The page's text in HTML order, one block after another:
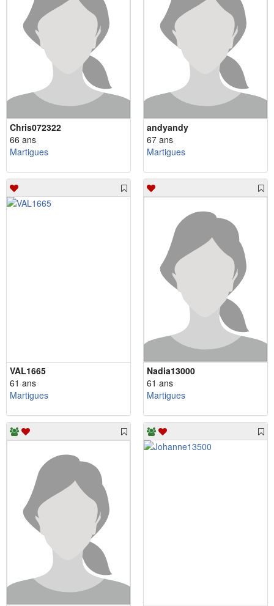
Chris072322
66 ans
Martigues
andyandy
67 ans
Martigues
VAL1665
61 ans
Martigues
Nadia13000
61 ans
Martigues